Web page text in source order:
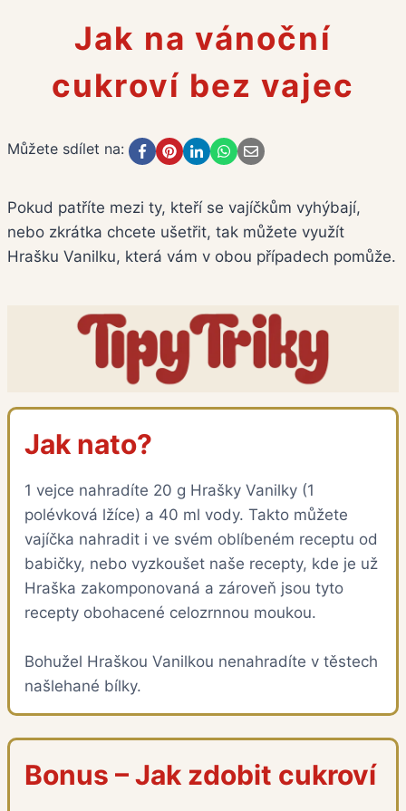
Jak na vánoční
cukroví bez vajec
Můžete sdílet na:
Pokud patříte mezi ty, kteří se vajíčkům vyhýbají,
nebo zkrátka chcete ušetřit, tak můžete využít
Hrašku Vanilku, která vám v obou případech pomůže.
Jak nato?
1 vejce nahradíte 20 g Hrašky Vanilky (1
polévková lžíce) a 40 ml vody. Takto můžete
vajíčka nahradit i ve svém oblíbeném receptu od
babičky, nebo vyzkoušet naše recepty, kde je už
Hraška zakomponovaná a zároveň jsou tyto
recepty obohacené celozrnnou moukou.
Bohužel Hraškou Vanilkou nenahradíte v těstech
našlehané bílky.
Bonus – Jak zdobit cukroví